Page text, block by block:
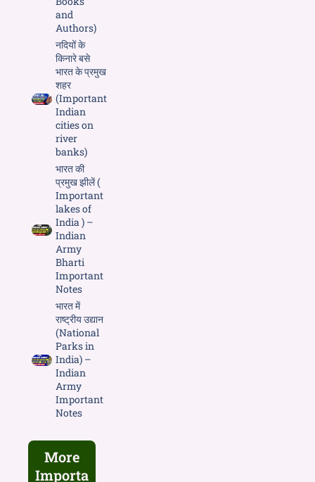
and
Authors)
नदियों के
किनारे बसे
भारत के प्रमुख
शहर
(Important
Indian
cities on
river
banks)
भारत की
प्रमुख झीलें (
Important
lakes of
India ) –
Indian
Army
Bharti
Important
Notes
भारत में
राष्ट्रीय उद्यान
(National
Parks in
India) –
Indian
Army
Important
Notes
More
Importa